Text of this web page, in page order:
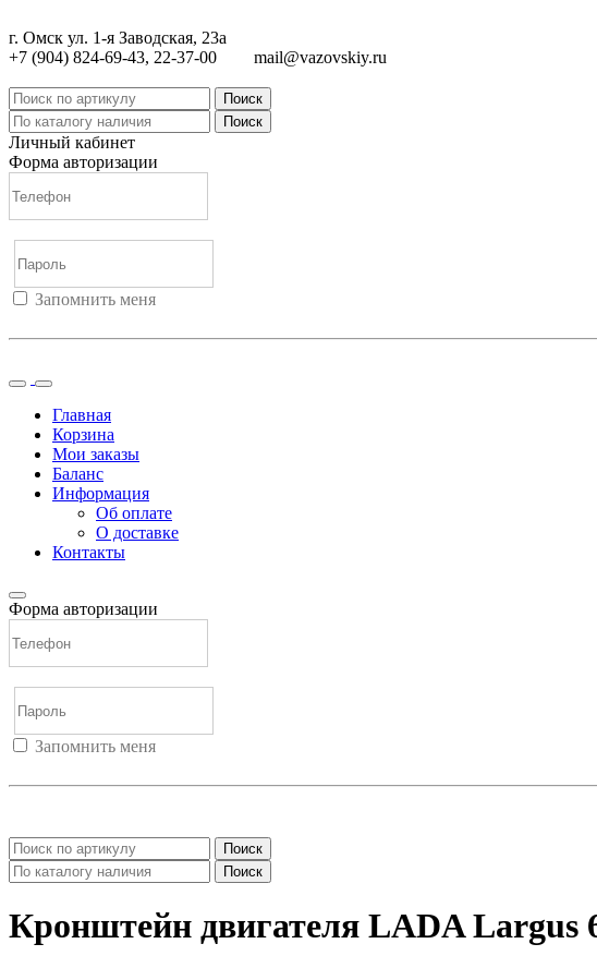
г. Омск ул. 1-я Заводская, 23а
+7 (904) 824-69-43, 22-37-00
mail@vazovskiy.ru
Поиск
Поиск
Личный кабинет
Форма авторизации
Запомнить меня
Главная
Корзина
Мои заказы
Баланс
Информация
Об оплате
О доставке
Контакты
Форма авторизации
Запомнить меня
Поиск
Поиск
Кронштейн двигателя LADA Largus